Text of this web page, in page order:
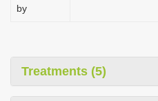
by
Treatments (5)